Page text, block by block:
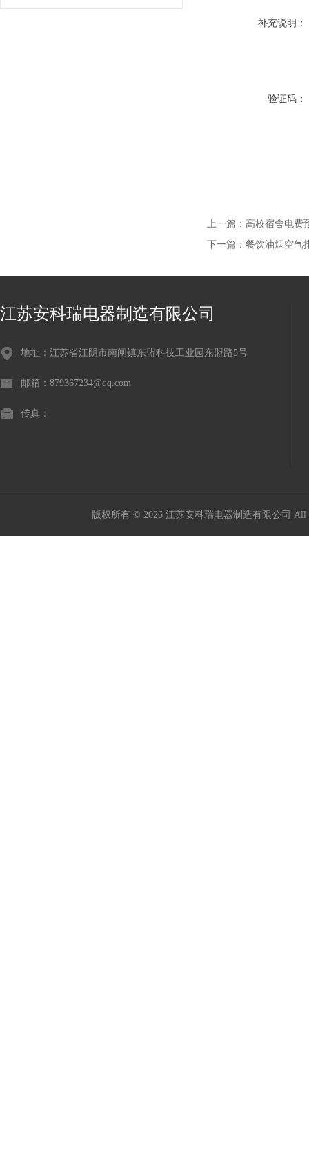
补充说明：
验证码：
上一篇： 高校宿舍电费
下一篇： 餐饮油烟空气
江苏安科瑞电器制造有限公司
地址：江苏省江阴市南闸镇东盟科技工业园东盟路5号
邮箱：879367234@qq.com
传真：
版权所有 © 2026 江苏安科瑞电器制造有限公司